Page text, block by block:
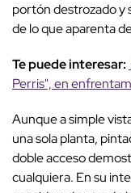
portón destrozado y
de lo que aparenta
Te puede interesar:
Perris", en
Aunque a simple
una sola planta,
doble acceso
cualquiera. En su